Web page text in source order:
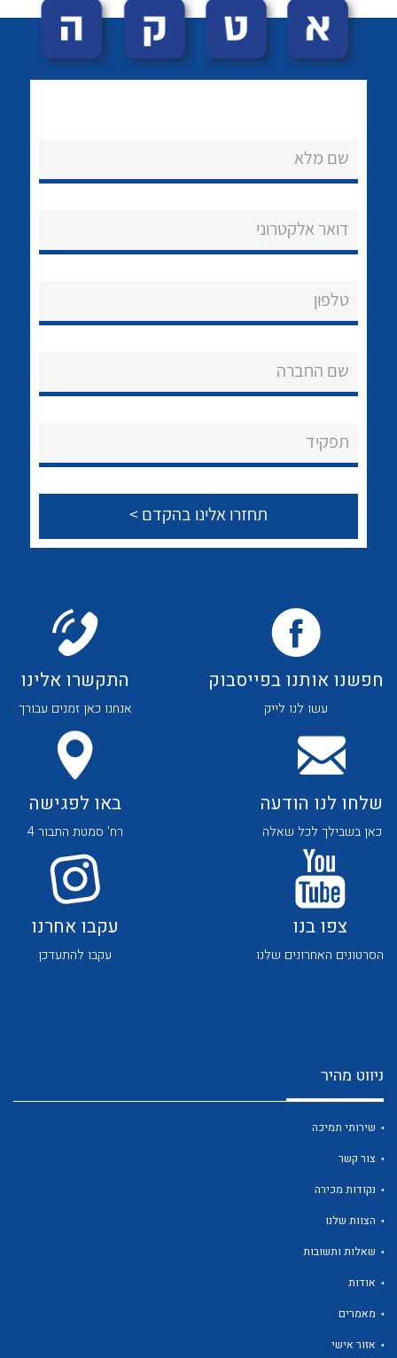
הצוות שלנו
שירותי תמיכה
לכל מוצרי היצרן לכל מוצרי היצרן
לכל מוצרי היצרן לכל מוצרי היצרן
לכל מוצרי היצרן לכל מוצרי היצרן
לכל מוצרי היצרן
שם מלא
דואר אלקטרוני
טלפון
שם החברה
תפקיד
חפשנו אותנו בפייסבוק
עשו לנו לייק
התקשרו אלינו
אנחנו כאן זמנים עבורך
שלחו לנו הודעה
כאן בשבילך לכל שאלה
באו לפגישה
רח' סמטת התבור 4
צפו בנו
הסרטונים האחרונים שלנו
עקבו אחרנו
עקבו להתעדכן
ניווט מהיר
שירותי תמיכה
צור קשר
נקודות מכירה
הצוות שלנו
שאלות ותשובות
אודות
מאמרים
אזור אישי